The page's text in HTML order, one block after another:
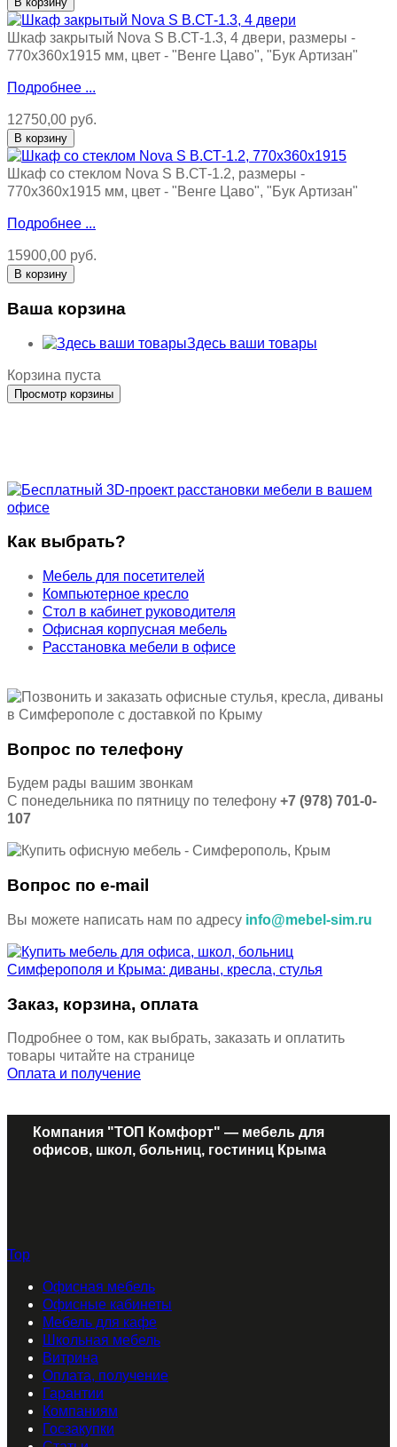
Шкаф закрытый Nova S В.СТ-1.3, 4 двери, размеры -
770х360х1915 мм, цвет - "Венге Цаво", "Бук Артизан"
Подробнее ...
12750,00 руб.
Шкаф со стеклом Nova S В.СТ-1.2, размеры -
770х360х1915 мм, цвет - "Венге Цаво", "Бук Артизан"
Подробнее ...
15900,00 руб.
Ваша корзина
Здесь ваши товары
Корзина пуста
Как выбрать?
Мебель для посетителей
Компьютерное кресло
Стол в кабинет руководителя
Офисная корпусная мебель
Расстановка мебели в офисе
Вопрос по телефону
Будем рады вашим звонкам
С понедельника по пятницу по телефону +7 (978) 701-0-
107
Вопрос по e-mail
Вы можете написать нам по адресу info@mebel-sim.ru
Заказ, корзина, оплата
Подробнее о том, как выбрать, заказать и оплатить
товары читайте на странице
Оплата и получение
Компания "ТОП Комфорт" — мебель для
офисов, школ, больниц, гостиниц Крыма
Top
Офисная мебель
Офисные кабинеты
Мебель для кафе
Школьная мебель
Витрина
Оплата, получение
Гарантии
Компаниям
Госзакупки